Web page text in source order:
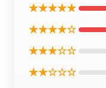
★★★★★
★★★★☆
★★★☆☆
★★☆☆☆